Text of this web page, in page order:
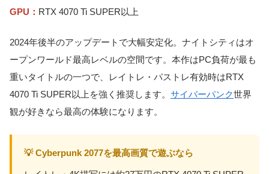
GPU： RTX 4070 Ti SUPER以上
2024年後半のアップデートで大幅安定化。ナイトシティはオ
ープンワールド最高レベルの空間です。本作はPC負荷が最も
重いタイトルの一つで、レイトレ・パストレ有効時はRTX
4070 Ti SUPER以上を強く推奨します。 サイバーパンク世界
観が好きなら最高の体験になります。
💡 Cyberpunk 2077を最高画質で遊ぶなら